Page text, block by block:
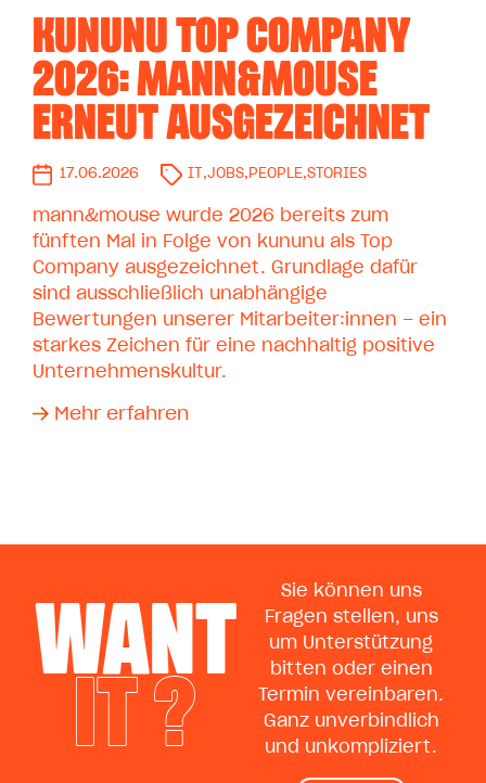
KUNUNU TOP COMPANY
2026: MANN&MOUSE
ERNEUT AUSGEZEICHNET
17.06.2026 IT ,JOBS, PEOPLE,STORIES
mann&mouse wurde 2026 bereits zum
fünften Mal in Folge von kununu als Top
Company ausgezeichnet. Grundlage dafür
sind ausschließlich unabhängige
Bewertungen unserer Mitarbeiter:innen – ein
starkes Zeichen für eine nachhaltig positive
Unternehmenskultur.
Mehr erfahren
WANT
IT ?
Sie können uns
Fragen stellen, uns
um Unterstützung
bitten oder einen
Termin vereinbaren.
Ganz unverbindlich
und unkompliziert.